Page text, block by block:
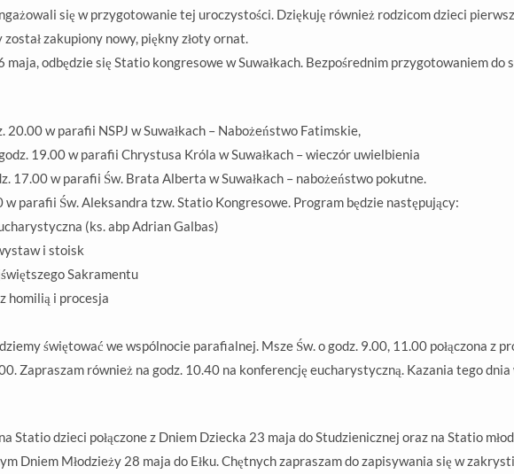
się w przygotowanie tej uroczystości. Dziękuję również rodzicom dzieci
zakupiony nowy, piękny złoty ornat.
maja, odbędzie się Statio kongresowe w Suwałkach. Bezpośrednim przygotowaniem do
20.00 w parafii NSPJ w Suwałkach – Nabożeństwo Fatimskie,
19.00 w parafii Chrystusa Króla w Suwałkach – wieczór uwielbienia
17.00 w parafii Św. Brata Alberta w Suwałkach – nabożeństwo pokutne.
w parafii Św. Aleksandra tzw. Statio Kongresowe. Program będzie następujący:
(ks. abp Adrian Galbas)
i stoisk
Sakramentu
homilią i procesja
świętować we wspólnocie parafialnej. Msze Św. o godz. 9.00, 11.00 połączona z
Zapraszam również na godz. 10.40 na konferencję eucharystyczną. Kazania tego dnia
Statio dzieci połączone z Dniem Dziecka 23 maja do Studzienicznej oraz na Statio
Dniem Młodzieży 28 maja do Ełku. Chętnych zapraszam do zapisywania się w